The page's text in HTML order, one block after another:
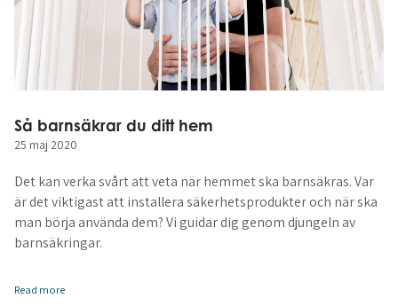
Så barnsäkrar du ditt hem
25 maj 2020
Det kan verka svårt att veta när hemmet ska barnsäkras. Var
är det viktigast att installera säkerhetsprodukter och när ska
man börja använda dem? Vi guidar dig genom djungeln av
barnsäkringar.
Read more